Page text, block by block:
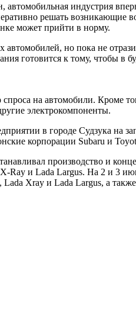
индустрия
решать
может прийти в норму.
но пока не
готовится к тому, чтобы в
на автомобили. Кроме
электрокомпоненты.
в городе Судзука на
корпорации Subaru и
производство и
Ray и Lada Largus. На 2 и 3
Xray и Lada Largus, а